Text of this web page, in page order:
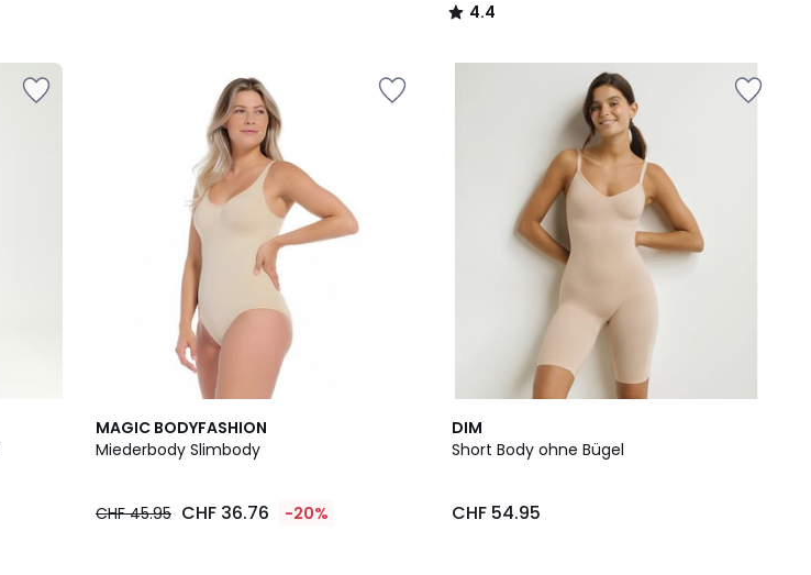
4.4
/
MAGIC BODYFASHION
Miederbody Slimbody
CHF 45.95 CHF 36.76 -20%
3.5
/ 5
2
Farben
DIM
Short Body ohne Bügel
CHF 54.95